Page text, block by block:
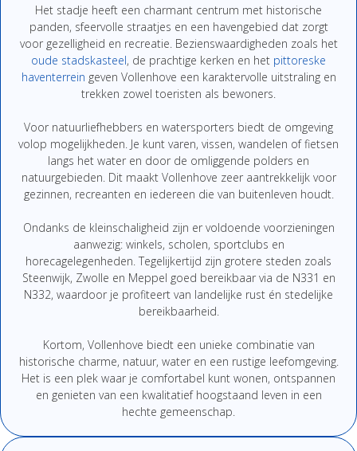
Het stadje heeft een charmant centrum met historische
panden, sfeervolle straatjes en een havengebied dat zorgt
voor gezelligheid en recreatie. Bezienswaardigheden zoals het
oude stadskasteel, de prachtige kerken en het pittoreske
haventerrein geven Vollenhove een karaktervolle uitstraling en
trekken zowel toeristen als bewoners.
Voor natuurliefhebbers en watersporters biedt de omgeving
volop mogelijkheden. Je kunt varen, vissen, wandelen of fietsen
langs het water en door de omliggende polders en
natuurgebieden. Dit maakt Vollenhove zeer aantrekkelijk voor
gezinnen, recreanten en iedereen die van buitenleven houdt.
Ondanks de kleinschaligheid zijn er voldoende voorzieningen
aanwezig: winkels, scholen, sportclubs en
horecagelegenheden. Tegelijkertijd zijn grotere steden zoals
Steenwijk, Zwolle en Meppel goed bereikbaar via de N331 en
N332, waardoor je profiteert van landelijke rust én stedelijke
bereikbaarheid.
Kortom, Vollenhove biedt een unieke combinatie van
historische charme, natuur, water en een rustige leefomgeving.
Het is een plek waar je comfortabel kunt wonen, ontspannen
en genieten van een kwalitatief hoogstaand leven in een
hechte gemeenschap.